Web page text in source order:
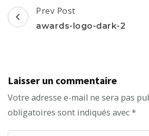
Post
Navigation
Prev Post
awards-logo-dark-2
Laisser un commentaire
Votre adresse e-mail ne sera pas
obligatoires sont indiqués avec*